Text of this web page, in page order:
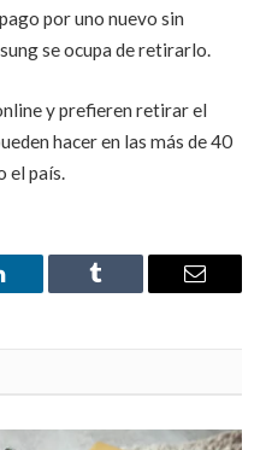
por uno nuevo sin
se ocupa de retirarlo.
y prefieren retirar el
hacer en las más de 40
el país.
Tumblr Email